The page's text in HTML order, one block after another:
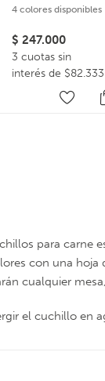
compartimiento 90
4 colores disponibles
$ 247.000
3 cuotas sin
interés de $82.333
para carne
con una
cualquier
el cuchillo en